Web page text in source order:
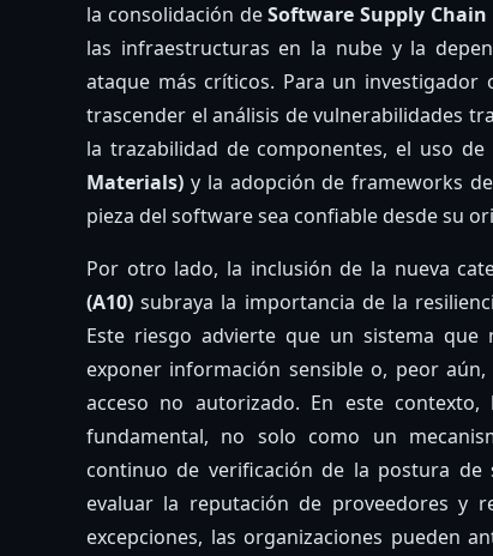
la consolidación deSoftware Supply Chain
las infraestructuras en la nube y la
ataque más críticos. Para un investigador
trascender el análisis de vulnerabilidades
la trazabilidad de componentes, el uso
Materials) y la adopción de frameworks
pieza del software sea confiable desde su
Por otro lado, la inclusión de la nueva
(A10) subraya la importancia de la
Este riesgo advierte que un sistema
exponer información sensible o, peor
acceso no autorizado. En este
fundamental, no solo como un
continuo de verificación de la postura de
evaluar la reputación de proveedores y
excepciones, las organizaciones pueden